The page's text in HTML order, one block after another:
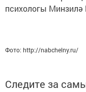
психологы
Фото: http://nabchelny.ru/
Следите за